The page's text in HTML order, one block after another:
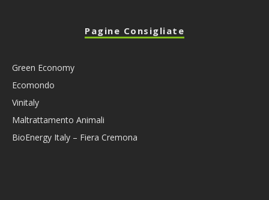
Pagine Consigliate
Green Economy
Ecomondo
Vinitaly
Maltrattamento Animali
BioEnergy Italy – Fiera Cremona